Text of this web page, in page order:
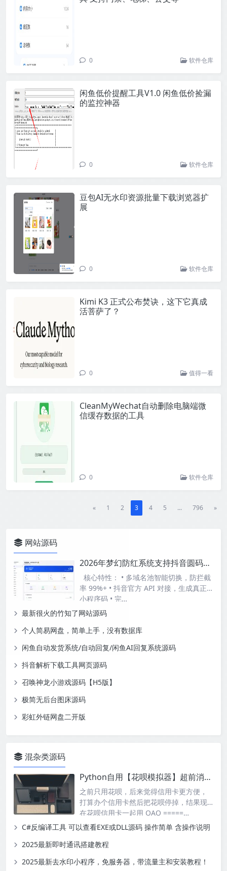
0 软件仓库
闲鱼低价提醒工具V1.0 闲鱼低价捡漏
的监控神器
0 软件仓库
豆包AI无水印资源批量下载浏览器扩
展
0 软件仓库
Kimi K3 正式公布焚诀，这下它真成
活菩萨了？
0 值得一看
CleanMyWechat自动删除电脑端微
信缓存数据的工具
0 软件仓库
« 1 2 3 4 5 ... 796 »
网站源码
2026年梦幻防红系统支持抖音圆码带用户中心支付
核心特性： • 多域名池智能切换，防拦截
率 99%+ • 抖音官方 API 对接，生成真正
小程序码 • 完…
最新很火的竹知了网站源码
个人简易网盘，简单上手，没有数据库
闲鱼自动发货系统/自动回复/闲鱼AI回复系统源码
抖音解析下载工具网页源码
召唤神龙小游戏源码【H5版】
极简无后台图床源码
彩虹外链网盘二开版
混杂类源码
Python自用【花呗模拟器】超前消费爱好者专用
之前只用花呗，后来觉得信用卡更方便，
打算办个信用卡然后把花呗停掉，结果现
在花呗信用卡一起用 QAQ =====…
C#反编译工具 可以查看EXE或DLL源码 操作简单 含操作说明
2025最新即时通讯搭建教程
2025最新去水印小程序，免服务器，带流量主和安装教程！